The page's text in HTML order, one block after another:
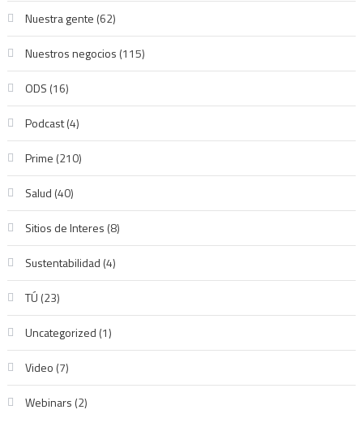
Nuestra gente (62)
Nuestros negocios (115)
ODS (16)
Podcast(4)
Prime (210)
Salud (40)
Sitios de Interes (8)
Sustentabilidad (4)
TÚ (23)
Uncategorized (1)
Video (7)
Webinars (2)